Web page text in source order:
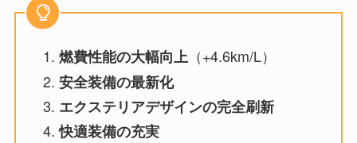
燃費性能の大幅向上 （+4.6km/L）
安全装備の最新化
エクステリアデザインの完全刷新
快適装備の充実